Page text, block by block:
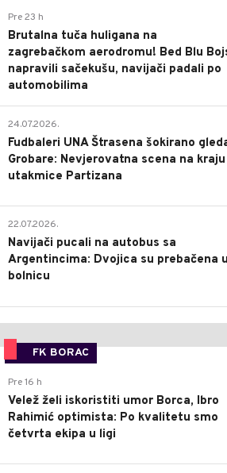
Pre 23 h
Brutalna tuča huligana na
zagrebačkom aerodromu! Bed Blu
napravili sačekušu, navijači padali po
automobilima
24.07.2026.
Fudbaleri UNA Štrasena šokirano
Grobare: Nevjerovatna scena na kraju
utakmice Partizana
22.07.2026.
Navijači pucali na autobus sa
Argentincima: Dvojica su prebačena u
bolnicu
FK BORAC
Pre 16 h
Velež želi iskoristiti umor Borca, Ibro
Rahimić optimista: Po kvalitetu smo
četvrta ekipa u ligi